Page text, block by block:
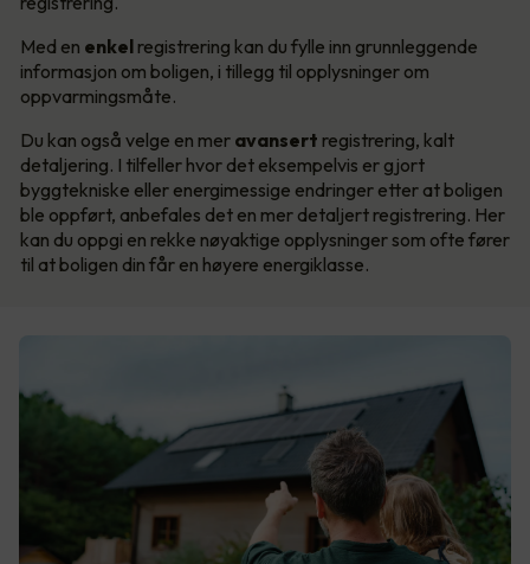
Med en enkel registrering kan du fylle inn grunnleggende
informasjon om boligen, i tillegg til opplysninger om
oppvarmingsmåte.
Du kan også velge en mer avansert registrering, kalt
detaljering. I tilfeller hvor det eksempelvis er gjort
byggtekniske eller energimessige endringer etter at boligen
ble oppført, anbefales det en mer detaljert registrering. Her
kan du oppgi en rekke nøyaktige opplysninger som ofte fører
til at boligen din får en høyere energiklasse.